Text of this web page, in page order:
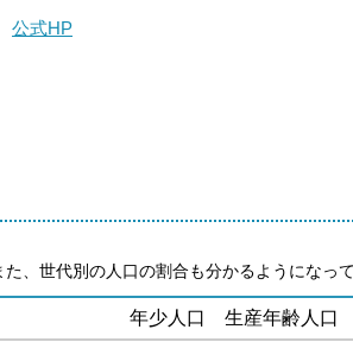
公式HP
、世代別の人口の割合も分かるようになって
年少人口 生産年齢人口